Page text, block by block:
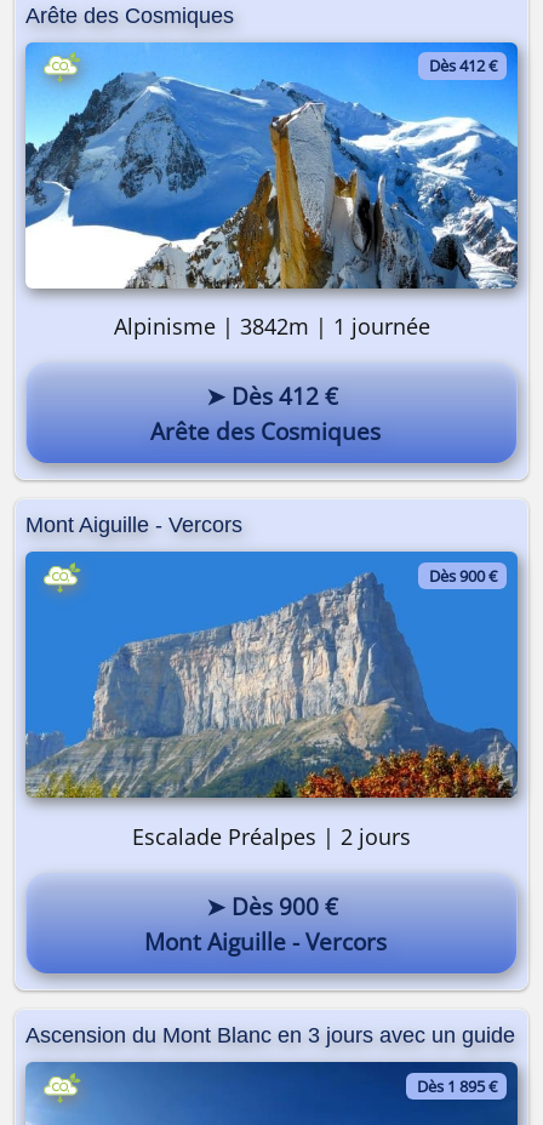
Arête des Cosmiques
Dès 412 €
Alpinisme | 3842m | 1 journée
➤ Dès 412 €
Arête des Cosmiques
Mont Aiguille - Vercors
Dès 900 €
Escalade Préalpes | 2 jours
➤ Dès 900 €
Mont Aiguille - Vercors
Ascension du Mont Blanc en 3 jours avec un guide
Dès 1 895 €